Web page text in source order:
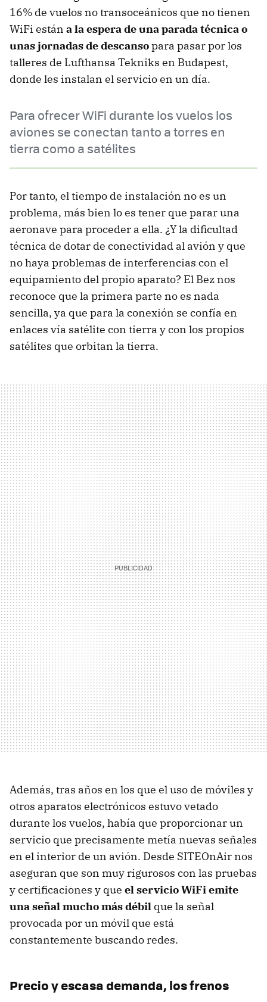
16% de vuelos no transoceánicos que no tienen
WiFi están a la espera de una parada técnica o
unas jornadas de descansopara pasar por los
talleres de Lufthansa Tekniks en Budapest,
donde les instalan el servicio en un día.
Para ofrecer WiFi durante los vuelos los
aviones se conectan tanto a torres en
tierra como a satélites
Por tanto, el tiempo de instalación no es un
problema, más bien lo es tener que parar una
aeronave para proceder a ella. ¿Y la dificultad
técnica de dotar de conectividad al avión y que
no haya problemas de interferencias con el
equipamiento del propio aparato? El Bez nos
reconoce que la primera parte no es nada
sencilla, ya que para la conexión se confía en
enlaces vía satélite con tierra y con los propios
satélites que orbitan la tierra.
Además, tras años en los que el uso de móviles y
otros aparatos electrónicos estuvo vetado
durante los vuelos, había que proporcionar un
servicio que precisamente metía nuevas señales
en el interior de un avión. Desde SITEOnAir nos
aseguran que son muy rigurosos con las pruebas
y certificaciones y que el servicio WiFi emite
una señal mucho más débil que la señal
provocada por un móvil que está
constantemente buscando redes.
Precio y escasa demanda, los frenos